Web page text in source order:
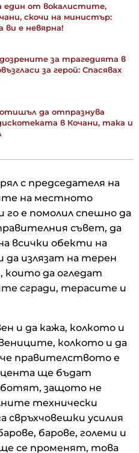
един от вокалистите,
скочи на министър:
е невярна!
за трагедията в
за герой: Спасявах
да отпразнува
в Кочани, така и
с председателя на
на местното
го е помолил спешно да
съвет, да
всички обекти на
да излязат на терен
които да огледат
сгради, терасите и
и да кажа, колкото и
колкото и да
правителството е
ще бъдат
защото не
технически
свръхчовешки усилия
барове, големи и
се променят, това